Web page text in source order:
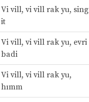
Vi vill, vi vill rak yu, sing
it
Vi vill, vi vill rak yu, evri
badi
Vi vill, vi vill rak yu,
hımm